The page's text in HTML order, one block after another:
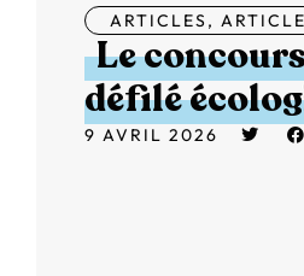
ARTICLES,
Le
défilé
9 AVRIL 2026